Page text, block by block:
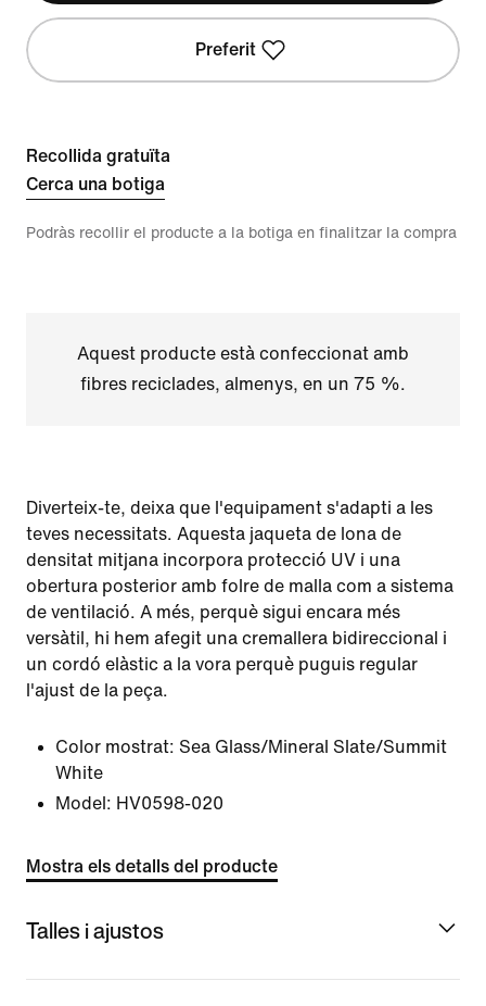
Preferit
Recollida gratuïta
Cerca una botiga
Podràs recollir el producte a la botiga en finalitzar la compra
Aquest producte està confeccionat amb
fibres reciclades, almenys, en un 75 %.
Diverteix-te, deixa que l'equipament s'adapti a les
teves necessitats. Aquesta jaqueta de lona de
densitat mitjana incorpora protecció UV i una
obertura posterior amb folre de malla com a sistema
de ventilació. A més, perquè sigui encara més
versàtil, hi hem afegit una cremallera bidireccional i
un cordó elàstic a la vora perquè puguis regular
l'ajust de la peça.
Color mostrat: Sea Glass/Mineral Slate/Summit
White
Model: HV0598-020
Mostra els detalls del producte
Talles i ajustos